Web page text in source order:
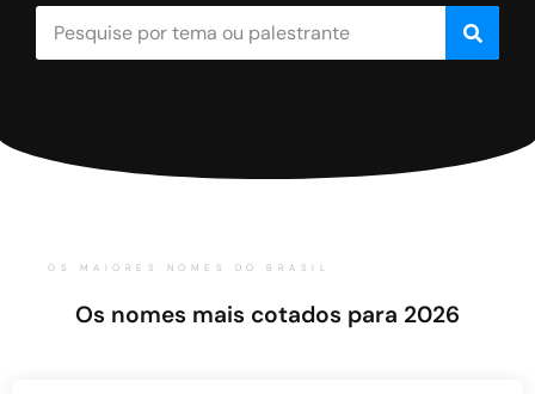
OS MAIORES NOMES DO BRASIL
Os nomes mais cotados para 2026